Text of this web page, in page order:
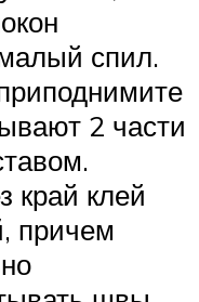
спил.
2 части
край клей
причем